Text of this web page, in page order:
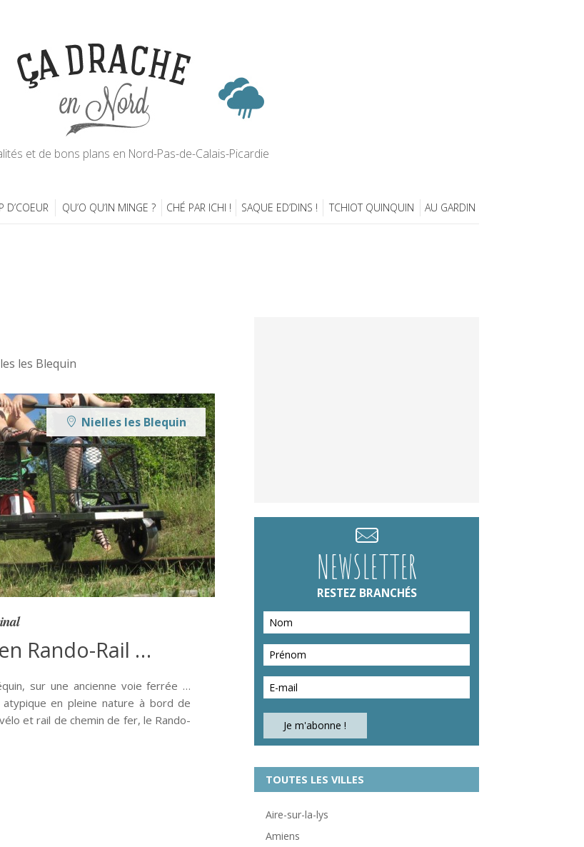
et de bons plans en Nord-Pas-de-Calais-Picardie
D’COEUR QU’O QU’IN MINGE ? CHÉ PAR ICHI ! SAQUE ED’DINS ! TCHIOT QUINQUIN AU GARDIN
les Blequin
Rando-Rail …
sur une ancienne voie ferrée …
en pleine nature à bord de
et rail de chemin de fer, le Rando-
Nielles les Blequin
NEWSLETTER
RESTEZ BRANCHÉS
TOUTES LES VILLES
Aire-sur-la-lys
Amiens